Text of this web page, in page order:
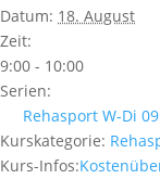
Datum: 18. August
Zeit:
9:00 - 10:00
Serien:
Rehasport W-Di
Kurskategorie:
Kurs-Infos: